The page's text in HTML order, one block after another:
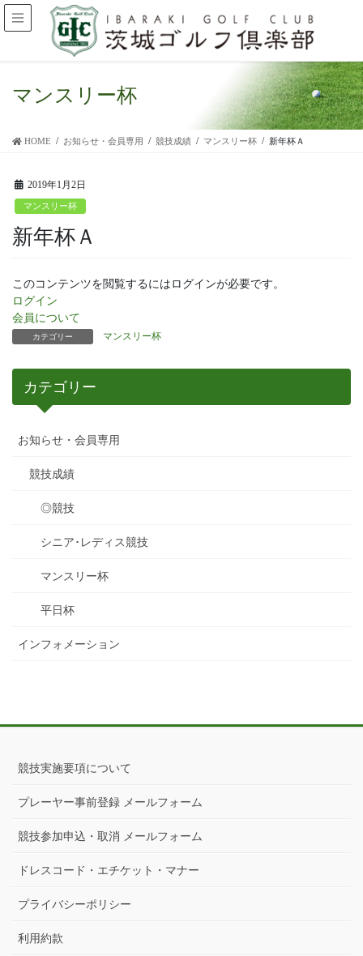
マンスリー杯
HOME お知らせ・会員専用 競技成績 マンスリー杯 新年杯Ａ
2019年1月2日
マンスリー杯
新年杯Ａ
このコンテンツを閲覧するにはログインが必要です。
ログイン
会員について
カテゴリー マンスリー杯
カテゴリー
お知らせ・会員専用
競技成績
◎競技
シニア･レディス競技
マンスリー杯
平日杯
インフォメーション
競技実施要項について
プレーヤー事前登録 メールフォーム
競技参加申込・取消 メールフォーム
ドレスコード・エチケット・マナー
プライバシーポリシー
利用約款